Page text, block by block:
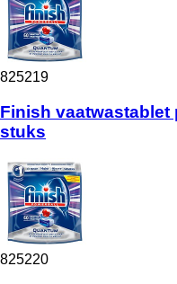
825219
Finish vaatwastablet
stuks
825220